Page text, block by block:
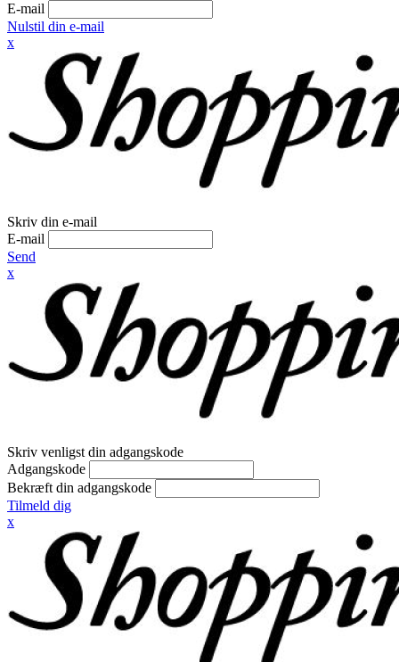
E-mail
Nulstil din e-mail
x
Skriv din e-mail
E-mail
Send
x
Skriv venligst din adgangskode
Adgangskode
Bekræft din adgangskode
Tilmeld dig
x